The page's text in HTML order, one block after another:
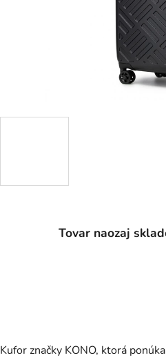
Tovar naozaj
Kufor značky KONO, ktorá ponúka